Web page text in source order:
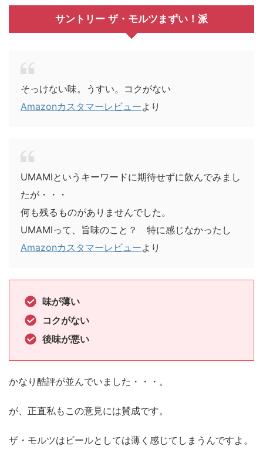
サントリー ザ・モルツまずい！派
そっけない味。うすい。コクがない
Amazonカスタマーレビューより
UMAMIというキーワードに期待せずに飲んでみまし
たが・・・
何も残るものがありませんでした。
UMAMIって、旨味のこと？ 特に感じなかったし
Amazonカスタマーレビューより
味が薄い
コクがない
後味が悪い
かなり酷評が並んでいました・・・。
が、正直私もこの意見には賛成です。
ザ・モルツはビールとしては薄く感じてしまうんですよ。